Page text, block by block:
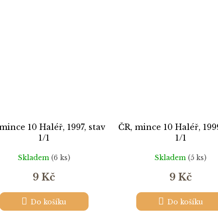
10 Haléř, 1997, stav
1/1
Skladem (6 ks)
9 Kč
Do košíku
ČR, mince 10 Haléř,
1/1
Skladem (5 ks)
9 Kč
Do košíku